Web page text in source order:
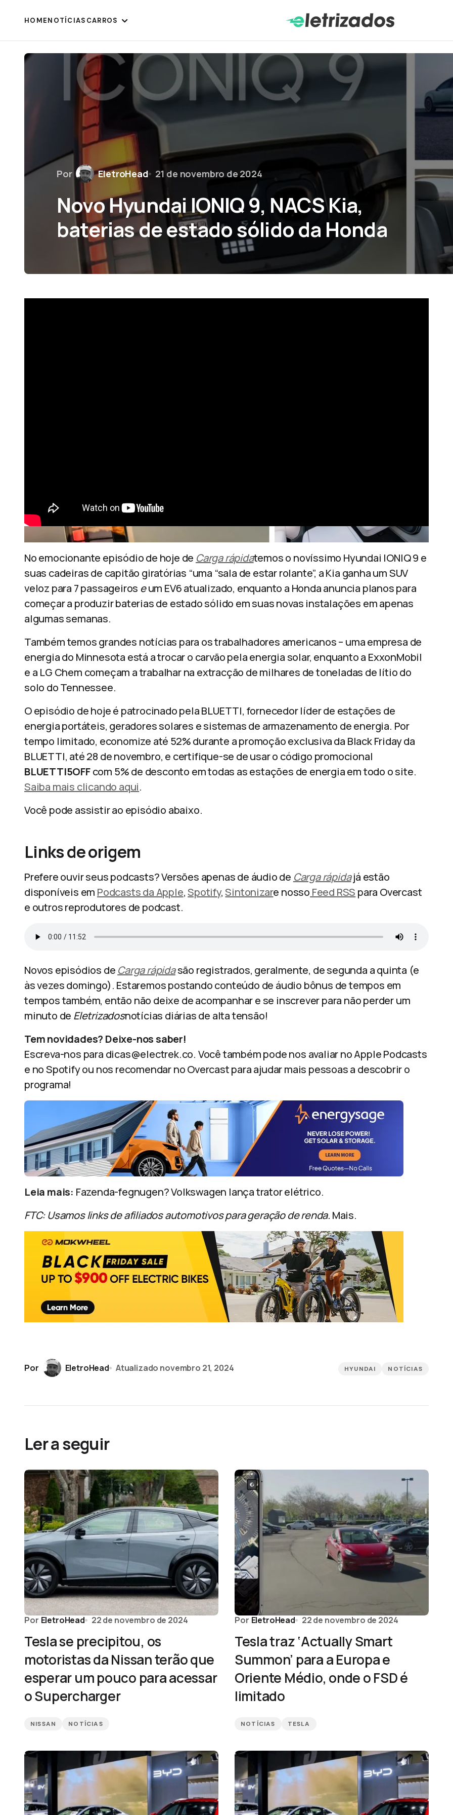
HOMENOTÍCIAS CARROS
Por EletroHead 21 de novembro de 2024
Novo Hyundai IONIQ 9, NACS Kia,
baterias de estado sólido da Honda
No emocionante episódio de hoje de Carga rápidatemos o novíssimo Hyundai IONIQ 9 e
suas cadeiras de capitão giratórias “uma “sala de estar rolante”, a Kia ganha um SUV
veloz para 7 passageiros eum EV6 atualizado, enquanto a Honda anuncia planos para
começar a produzir baterias de estado sólido em suas novas instalações em apenas
algumas semanas.
Também temos grandes notícias para os trabalhadores americanos – uma empresa de
energia do Minnesota está a trocar o carvão pela energia solar, enquanto a ExxonMobil
e a LG Chem começam a trabalhar na extracção de milhares de toneladas de lítio do
solo do Tennessee.
O episódio de hoje é patrocinado pela BLUETTI, fornecedor líder de estações de
energia portáteis, geradores solares e sistemas de armazenamento de energia. Por
tempo limitado, economize até 52% durante a promoção exclusiva da Black Friday da
BLUETTI, até 28 de novembro, e certifique-se de usar o código promocional
BLUETTI5OFFcom 5% de desconto em todas as estações de energia em todo o site.
Saiba mais clicando aqui.
Você pode assistir ao episódio abaixo.
Links de origem
Prefere ouvir seus podcasts? Versões apenas de áudio de Carga rápidajá estão
disponíveis em Podcasts da Apple,Spotify,Sintonizare nosso Feed RSS para Overcast
e outros reprodutores de podcast.
Novos episódios de Carga rápidasão registrados, geralmente, de segunda a quinta (e
às vezes domingo). Estaremos postando conteúdo de áudio bônus de tempos em
tempos também, então não deixe de acompanhar e se inscrever para não perder um
minuto de Eletrizadosnotícias diárias de alta tensão!
Tem novidades? Deixe-nos saber!
Escreva-nos para dicas@electrek.co. Você também pode nos avaliar no Apple Podcasts
e no Spotify ou nos recomendar no Overcast para ajudar mais pessoas a descobrir o
programa!
Leia mais: Fazenda-fegnugen? Volkswagen lança trator elétrico.
FTC: Usamos links de afiliados automotivos para geração de renda. Mais.
Por EletroHead Atualizado novembro 21, 2024 HYUNDAI NOTÍCIAS
Ler a seguir
Por EletroHead 22 de novembro de 2024
Tesla se precipitou, os
motoristas da Nissan terão que
esperar um pouco para acessar
o Supercharger
NISSAN NOTÍCIAS
Por EletroHead 22 de novembro de 2024
Tesla traz ‘Actually Smart
Summon’ para a Europa e
Oriente Médio, onde o FSD é
limitado
NOTÍCIAS TESLA